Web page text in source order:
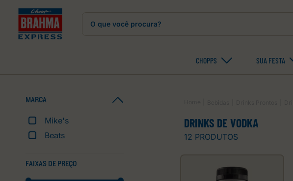
CHOPPS SUA FESTA
DRINKS DE VODKA
12 PRODUTOS
MARCA
Mike's
Beats
FAIXAS DE PREÇO